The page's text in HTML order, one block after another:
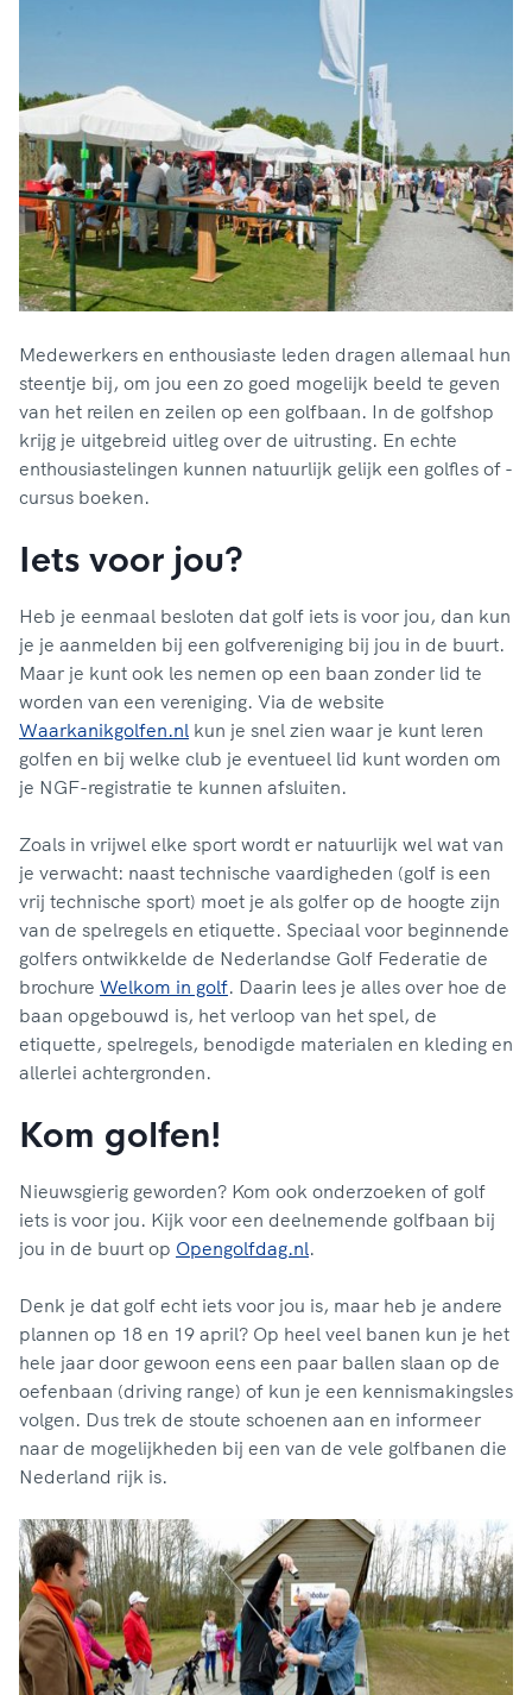
Medewerkers en enthousiaste leden dragen allemaal hun
steentje bij, om jou een zo goed mogelijk beeld te geven
van het reilen en zeilen op een golfbaan. In de golfshop
krijg je uitgebreid uitleg over de uitrusting. En echte
enthousiastelingen kunnen natuurlijk gelijk een golfles of -
cursus boeken.
Iets voor jou?
Heb je eenmaal besloten dat golf iets is voor jou, dan kun
je je aanmelden bij een golfvereniging bij jou in de buurt.
Maar je kunt ook les nemen op een baan zonder lid te
worden van een vereniging. Via de website
Waarkanikgolfen.nl kun je snel zien waar je kunt leren
golfen en bij welke club je eventueel lid kunt worden om
je NGF-registratie te kunnen afsluiten.
Zoals in vrijwel elke sport wordt er natuurlijk wel wat van
je verwacht: naast technische vaardigheden (golf is een
vrij technische sport) moet je als golfer op de hoogte zijn
van de spelregels en etiquette. Speciaal voor beginnende
golfers ontwikkelde de Nederlandse Golf Federatie de
brochure Welkom in golf. Daarin lees je alles over hoe de
baan opgebouwd is, het verloop van het spel, de
etiquette, spelregels, benodigde materialen en kleding en
allerlei achtergronden.
Kom golfen!
Nieuwsgierig geworden? Kom ook onderzoeken of golf
iets is voor jou. Kijk voor een deelnemende golfbaan bij
jou in de buurt op Opengolfdag.nl.
Denk je dat golf echt iets voor jou is, maar heb je andere
plannen op 18 en 19 april? Op heel veel banen kun je het
hele jaar door gewoon eens een paar ballen slaan op de
oefenbaan (driving range) of kun je een kennismakingsles
volgen. Dus trek de stoute schoenen aan en informeer
naar de mogelijkheden bij een van de vele golfbanen die
Nederland rijk is.